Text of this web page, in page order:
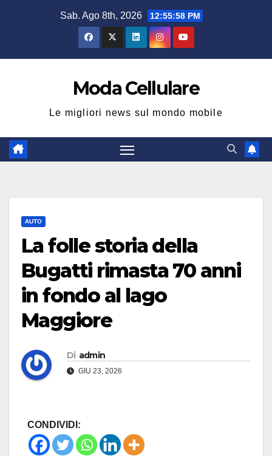
Sab. Ago 8th, 2026 12:55:59 PM
Moda Cellulare
Le migliori news sul mondo mobile
AUTO
La folle storia della
Bugatti rimasta 70 anni
in fondo al lago
Maggiore
Di admin
GIU 23, 2026
CONDIVIDI: